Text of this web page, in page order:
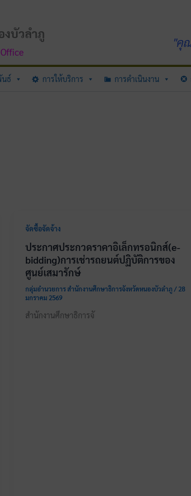
บัวลำภู
"คุ
นธ์ การให้บริการ การดำเนินงาน
จัดซื้อจัดจ้าง
ประกาศประกวดราคาอิเล็กทรอนิกส์(e-
bidding)การเช่ารถยนต์ปฏิบัติการของ
ศูนย์เสมารักษ์
กลุ่มอำนวยการ สำนักงานศึกษาธิการจังหวัดหนองบัวลำภู / 28
มกราคม 2569
สำนักงานศึกษาธิการจั